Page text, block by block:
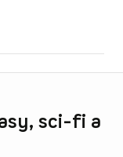
sci-fi a